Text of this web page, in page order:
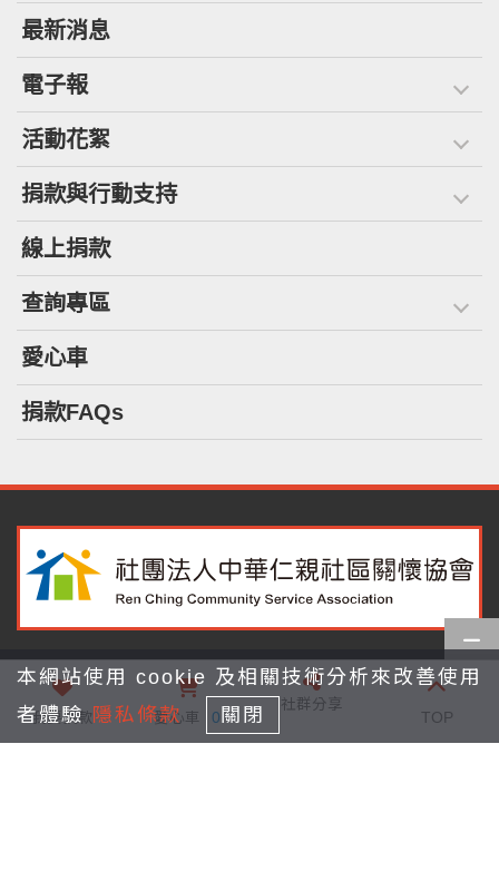
最新消息
電子報
活動花絮
捐款與行動支持
線上捐款
查詢專區
愛心車
捐款FAQs
111 台北市士林區基河路128號3樓
renching8958@gmail.com
我要捐款 愛心車 0
社群分享
TOP
本網站使用 cookie 及相關技術分析來改善使用
者體驗 隱私條款 關閉